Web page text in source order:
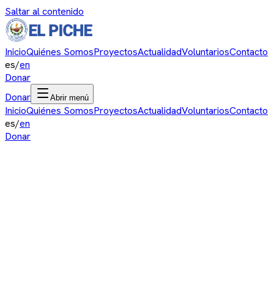
Saltar al contenido
InicioQuiénes SomosProyectosActualidadVoluntariosContacto
es/en
Donar
Donar
Abrir menú
InicioQuiénes SomosProyectosActualidadVoluntariosContacto
es/en
Donar